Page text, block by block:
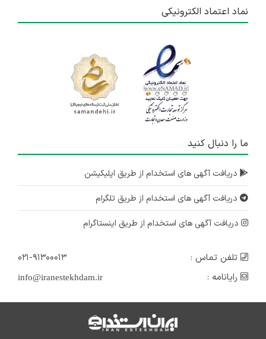
نماد اعتماد الکترونیکی
ما را دنبال کنید
دریافت آگهی های استخدام از طریق اپلیکیشن
دریافت آگهی های استخدام از طریق تلگرام
دریافت آگهی های استخدام از طریق اینستاگرام
تلفن تماس :
۰۲۱-۹۱۳۰۰۰۱۳
رایانامه :
info@iranestekhdam.ir